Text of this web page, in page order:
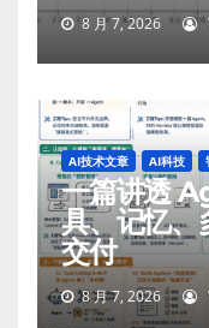
8 月 7, 2026
AI技术文章 AI科技
一篇讲透
具、记忆、
交付
8 月 7, 2026